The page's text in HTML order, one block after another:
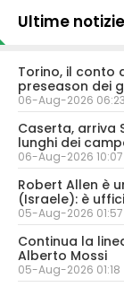
Ultime notizie
Torino, il conto
preseason dei
06-Aug-2026 06:23
Caserta, arriva
lunghi dei
06-Aug-2026 10:07
Robert Allen è
(Israele): è
05-Aug-2026 01:57
Continua la
Alberto Mossi
05-Aug-2026 01:18